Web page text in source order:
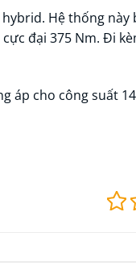
Hệ thống này
đại 375 Nm. Đi
áp cho công suất